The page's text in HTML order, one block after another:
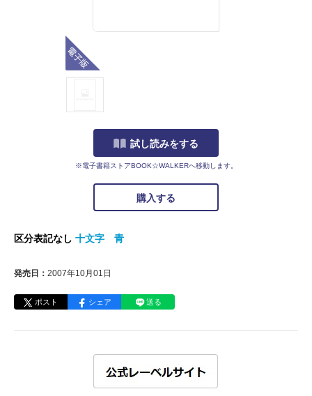
試し読みをする
※電子書籍ストアBOOK☆WALKERへ移動します。
購入する
区分表記なし 十文字 青
発売日： 2007年10月01日
ポスト シェア 送る